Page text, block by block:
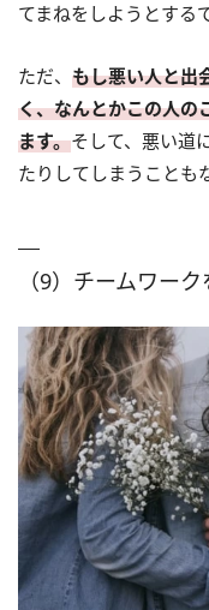
てまねをしようとする
ただ、 もし悪い人と出
く、なんとかこの人の
ます。そして、悪い道
たりしてしまうことも
（9）チームワー